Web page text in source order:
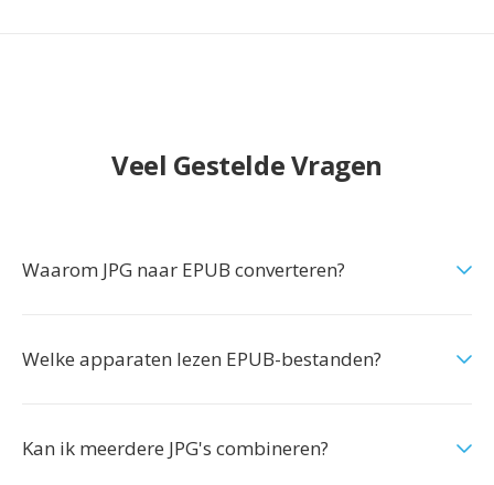
Veel Gestelde Vragen
Waarom JPG naar EPUB converteren?
Welke apparaten lezen EPUB-bestanden?
Kan ik meerdere JPG's combineren?